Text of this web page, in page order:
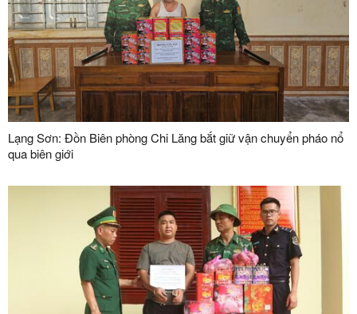
Lạng Sơn: Đồn Biên phòng Chi Lăng bắt giữ vận chuyển pháo nổ
qua biên giới